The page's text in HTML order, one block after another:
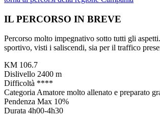
IL PERCORSO IN BREVE
Percorso molto impegnativo sotto tutti gli
sportivo, visti i saliscendi, sia per il traffico
KM 106.7
Dislivello 2400 m
Difficoltà ****
Categoria Amatore molto allenato e preparato
Pendenza Max 10%
Durata 4h00-4h30